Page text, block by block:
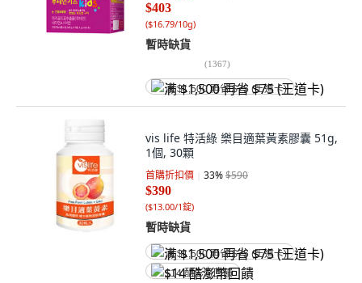
$403
($16.79/10g)
暫時缺貨
(1367)
满 $1,500 再省 $75 (王道卡)
vis life 特活綠 樂目適葉黃素膠囊 51g,
1個, 30顆
首購折扣價 33%$590
$390
($13.00/1錠)
暫時缺貨
满 $1,500 再省 $75 (王道卡)
$14 酷澎幣回饋